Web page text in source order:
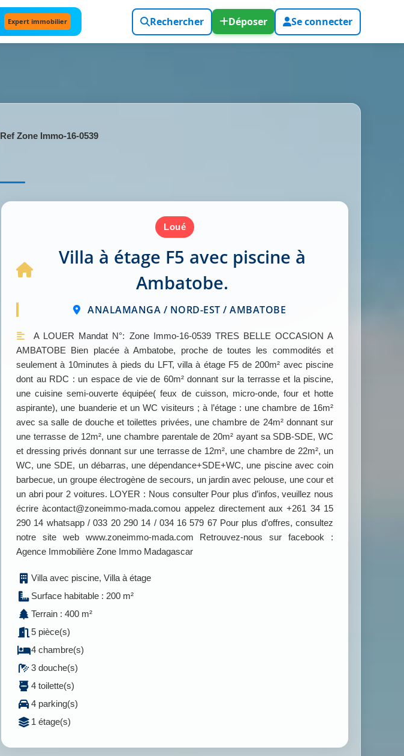
Expert immobilier Rechercher Déposer Se connecter
Ref Zone Immo-16-0539
loué
Villa à étage F5 avec piscine à
Ambatobe.
ANALAMANGA / NORD-EST / AMBATOBE
A LOUER Mandat N°: Zone Immo-16-0539 TRES BELLE OCCASION A
AMBATOBE Bien placée à Ambatobe, proche de toutes les commodités et
seulement à 10minutes à pieds du LFT, villa à étage F5 de 200m² avec piscine
dont au RDC : un espace de vie de 60m² donnant sur la terrasse et la piscine,
une cuisine semi-ouverte équipée( feux de cuisson, micro-onde, four et hotte
aspirante), une buanderie et un WC visiteurs ; à l’étage : une chambre de 16m²
avec sa salle de douche et toilettes privées, une chambre de 24m² donnant sur
une terrasse de 12m², une chambre parentale de 20m² ayant sa SDB-SDE, WC
et dressing privés donnant sur une terrasse de 12m², une chambre de 22m², un
WC, une SDE, un débarras, une dépendance+SDE+WC, une piscine avec coin
barbecue, un groupe électrogène de secours, un jardin avec pelouse, une cour et
un abri pour 2 voitures. LOYER : Nous consulter Pour plus d’infos, veuillez nous
écrire àcontact@zoneimmo-mada.comou appelez directement aux +261 34 15
290 14 whatsapp / 033 20 290 14 / 034 16 579 67 Pour plus d’offres, consultez
notre site web www.zoneimmo-mada.com Retrouvez-nous sur facebook :
Agence Immobilière Zone Immo Madagascar
Villa avec piscine, Villa à étage
Surface habitable : 200 m²
Terrain : 400 m²
5 pièce(s)
4 chambre(s)
3 douche(s)
4 toilette(s)
4 parking(s)
1 étage(s)